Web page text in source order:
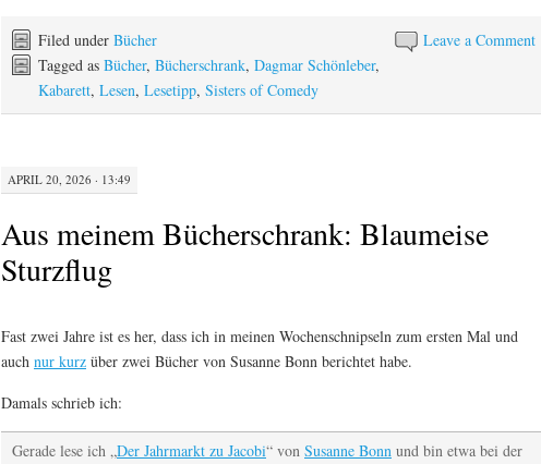
Leave a Comment
Filed under Bücher
Tagged as Bücher, Bücherschrank, Dagmar Schönleber,
Kabarett, Lesen, Lesetipp, Sisters of Comedy
APRIL 20, 2026 · 13:49
Aus meinem Bücherschrank: Blaumeise
Sturzflug
Fast zwei Jahre ist es her, dass ich in meinen Wochenschnipseln zum ersten Mal und
auch nur kurz über zwei Bücher von Susanne Bonn berichtet habe.
Damals schrieb ich:
Gerade lese ich „Der Jahrmarkt zu Jacobi“ von Susanne Bonn und bin etwa bei der